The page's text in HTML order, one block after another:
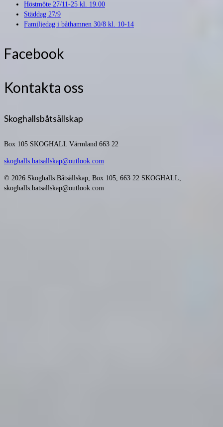
Höstmöte 27/11-25 kl. 19.00
Städdag 27/9
Familjedag i båthamnen 30/8 kl. 10-14
Facebook
Kontakta oss
Skoghallsbåtsällskap
Box 105 SKOGHALL Värmland 663 22
skoghalls.batsallskap@outlook.com
© 2026 Skoghalls Båtsällskap, Box 105, 663 22 SKOGHALL,
skoghalls.batsallskap@outlook.com